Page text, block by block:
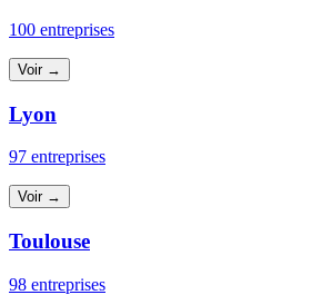
100 entreprises
Voir →
Lyon
97 entreprises
Voir →
Toulouse
98 entreprises